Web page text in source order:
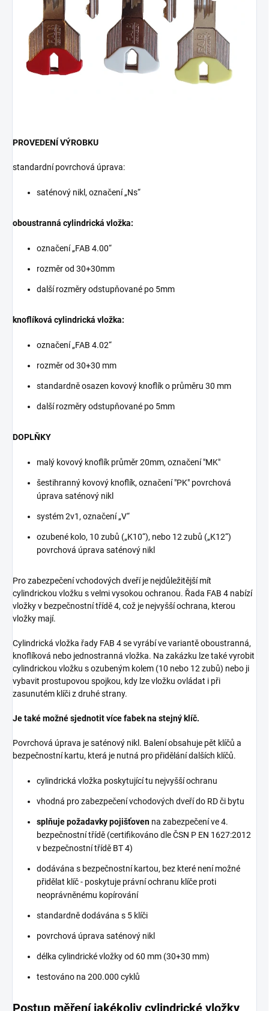
PROVEDENÍ VÝROBKU
standardní povrchová úprava:
saténový nikl, označení „Ns“
oboustranná cylindrická vložka:
označení „FAB 4.00“
rozměr od 30+30mm
další rozměry odstupňované po 5mm
knoflíková cylindrická vložka:
označení „FAB 4.02“
rozměr od 30+30 mm
standardně osazen kovový knoflík o průměru 30 mm
další rozměry odstupňované po 5mm
DOPLŇKY
malý kovový knoflík průměr 20mm, označení "MK"
šestihranný kovový knoflík, označení "PK" povrchová
úprava saténový nikl
systém 2v1, označení „V“
ozubené kolo, 10 zubů („K10“), nebo 12 zubů („K12“)
povrchová úprava saténový nikl
Pro zabezpečení vchodových dveří je nejdůležitější mít
cylindrickou vložku s velmi vysokou ochranou. Řada FAB 4 nabízí
vložky v bezpečnostní třídě 4, což je nejvyšší ochrana, kterou
vložky mají.
Cylindrická vložka řady FAB 4 se vyrábí ve variantě oboustranná,
knoflíková nebo jednostranná vložka. Na zakázku lze také vyrobit
cylindrickou vložku s ozubeným kolem (10 nebo 12 zubů) nebo ji
vybavit prostupovou spojkou, kdy lze vložku ovládat i při
zasunutém klíči z druhé strany.
Je také možné sjednotit více fabek na stejný klíč.
Povrchová úprava je saténový nikl. Balení obsahuje pět klíčů a
bezpečnostní kartu, která je nutná pro přidělání dalších klíčů.
cylindrická vložka poskytující tu nejvyšší ochranu
vhodná pro zabezpečení vchodových dveří do RD či bytu
splňuje požadavky pojišťoven na zabezpečení ve 4.
bezpečnostní třídě (certifikováno dle ČSN P EN 1627:2012
v bezpečnostní třídě BT 4)
dodávána s bezpečnostní kartou, bez které není možné
přidělat klíč - poskytuje právní ochranu klíče proti
neoprávněnému kopírování
standardně dodávána s 5 klíči
povrchová úprava saténový nikl
délka cylindrické vložky od 60 mm (30+30 mm)
testováno na 200.000 cyklů
Postup měření jakékoliv cylindrické vložky